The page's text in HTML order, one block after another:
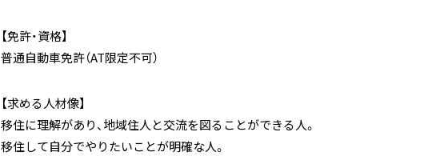
【免許・資格】
普通自動車免許（AT限定不可）
【求める人材像】
移住に理解があり、地域住人と交流を図ることができる人。
移住して自分でやりたいことが明確な人。